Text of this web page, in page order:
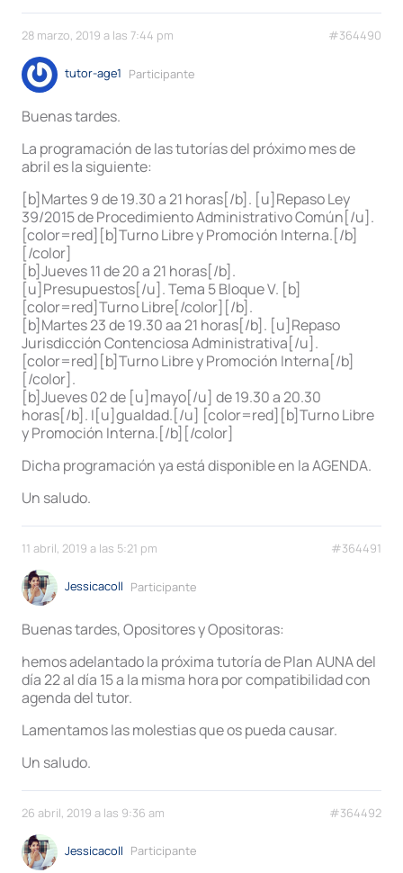
28 marzo, 2019 a las 7:44 pm #364490
tutor-age1 Participante
Buenas tardes.
La programación de las tutorías del próximo mes de
abril es la siguiente:
[b]Martes 9 de 19.30 a 21 horas[/b]. [u]Repaso Ley
39/2015 de Procedimiento Administrativo Común[/u].
[color=red][b]Turno Libre y Promoción Interna.[/b]
[/color]
[b]Jueves 11 de 20 a 21 horas[/b].
[u]Presupuestos[/u]. Tema 5 Bloque V. [b]
[color=red]Turno Libre[/color][/b].
[b]Martes 23 de 19.30 aa 21 horas[/b]. [u]Repaso
Jurisdicción Contenciosa Administrativa[/u].
[color=red][b]Turno Libre y Promoción Interna[/b]
[/color].
[b]Jueves 02 de [u]mayo[/u] de 19.30 a 20.30
horas[/b]. I[u]gualdad.[/u] [color=red][b]Turno Libre
y Promoción Interna.[/b][/color]
Dicha programación ya está disponible en la AGENDA.
Un saludo.
11 abril, 2019 a las 5:21 pm #364491
Jessicacoll Participante
Buenas tardes, Opositores y Opositoras:
hemos adelantado la próxima tutoría de Plan AUNA del
día 22 al día 15 a la misma hora por compatibilidad con
agenda del tutor.
Lamentamos las molestias que os pueda causar.
Un saludo.
26 abril, 2019 a las 9:36 am #364492
Jessicacoll Participante